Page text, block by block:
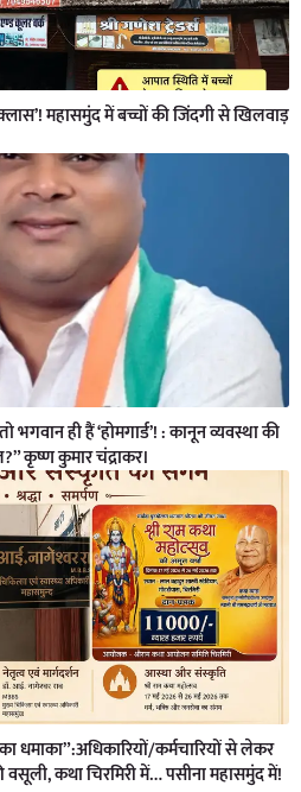
महासमुंद में बच्चों की जिंदगी से खिलवाड़
ही हैं ‘होमगार्ड’! : कानून व्यवस्था की
कृष्ण कुमार चंद्राकर।
का धमाका”:अधिकारियों/कर्मचारियों से लेकर
कथा चिरमिरी में… पसीना महासमुंद में!